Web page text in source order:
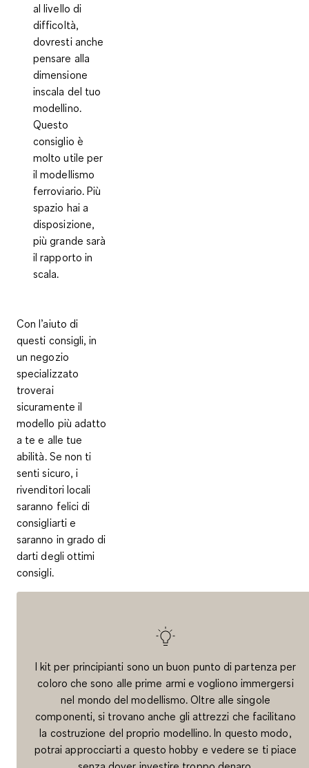
al livello di
difficoltà,
dovresti anche
pensare alla
dimensione
inscala del tuo
modellino.
Questo
consiglio è
molto utile per
il modellismo
ferroviario.Più
spazio haia
disposizione,
più grande sarà
il rapporto in
scala.
Con l’aiuto di
questi consigli, in
un negozio
specializzato
troverai
sicuramente il
modello più adatto
a te e alle tue
abilità. Se non ti
senti sicuro,i
rivenditori locali
saranno felici di
consigliartie
saranno in grado di
darti degli ottimi
consigli.
I kit per principianti sono un buon punto di partenza per
coloro che sono alle prime armi e vogliono immergersi
nel mondo del modellismo. Oltre alle singole
componenti, si trovano anche gli attrezzi che facilitano
la costruzione del proprio modellino. In questo modo,
potrai approcciarti a questo hobby e vedere se ti piace